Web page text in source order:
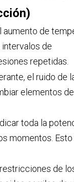
de
de
repetidas.
el ruido de
elementos de
toda la
momentos. Esto
de